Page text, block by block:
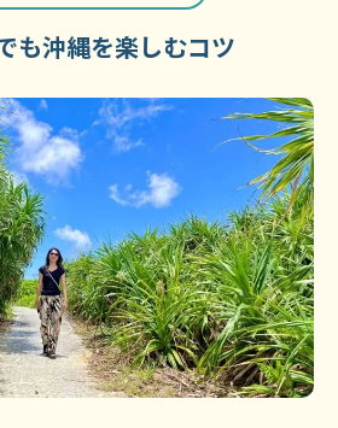
も沖縄を楽しむコツ